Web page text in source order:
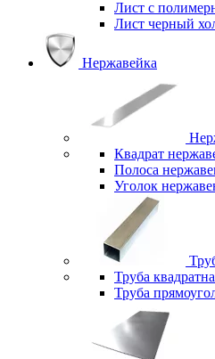
Лист с
Лист черный
Нержавейка
Квадрат
Полоса
Уголок
Труба
Труба